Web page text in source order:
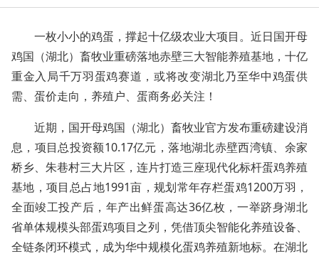
一枚小小的鸡蛋，撑起十亿级农业大项目。近日国开母
鸡国（湖北）畜牧业重磅落地赤壁三大智能养殖基地，十亿
重金入局千万羽蛋鸡赛道，或将改变湖北乃至华中鸡蛋供
需、蛋价走向，养殖户、蛋商务必关注！
近期，国开母鸡国（湖北）畜牧业官方发布重磅建设消
息，项目总投资额10.17亿元，落地湖北赤壁西湾镇、余家
桥乡、朱巷村三大片区，连片打造三座现代化标杆蛋鸡养殖
基地，项目总占地1991亩，规划常年存栏蛋鸡1200万羽，
全面竣工投产后，年产出鲜蛋高达36亿枚，一举跻身湖北
省单体规模头部蛋鸡项目之列，凭借顶尖智能化养殖设备、
全链条闭环模式，成为华中规模化蛋鸡养殖新地标。在湖北